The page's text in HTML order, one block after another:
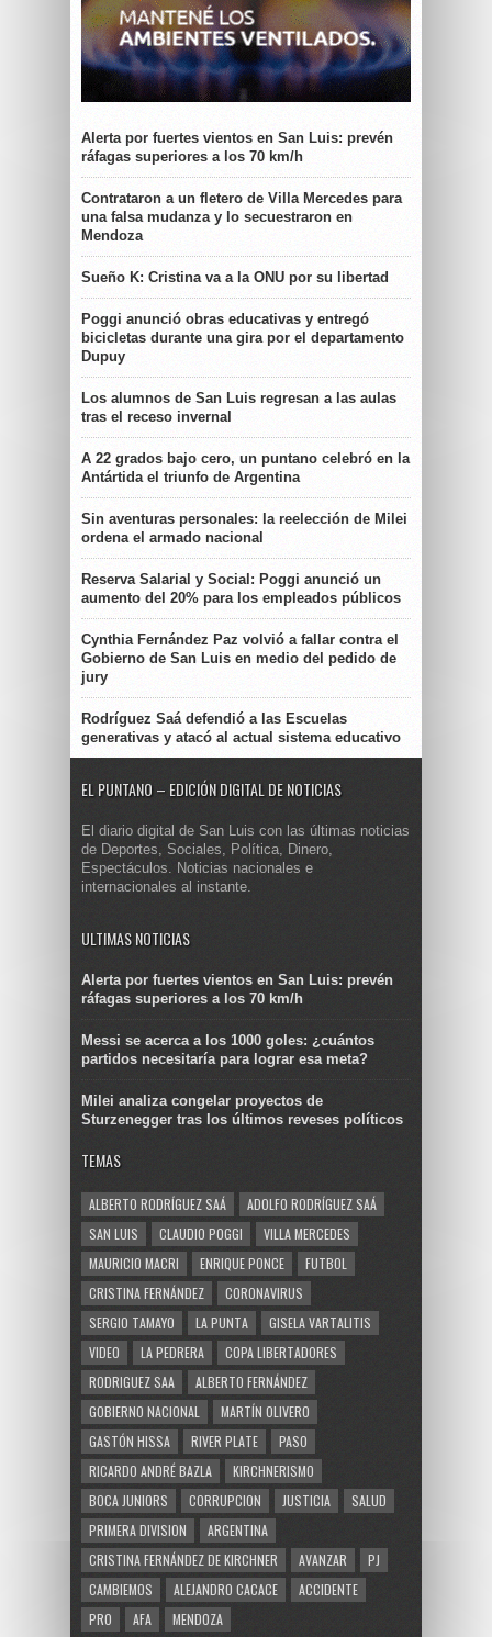
Alerta por fuertes vientos en San Luis: prevén
ráfagas superiores a los 70 km/h
Contrataron a un fletero de Villa Mercedes para
una falsa mudanza y lo secuestraron en
Mendoza
Sueño K: Cristina va a la ONU por su libertad
Poggi anunció obras educativas y entregó
bicicletas durante una gira por el departamento
Dupuy
Los alumnos de San Luis regresan a las aulas
tras el receso invernal
A 22 grados bajo cero, un puntano celebró en la
Antártida el triunfo de Argentina
Sin aventuras personales: la reelección de Milei
ordena el armado nacional
Reserva Salarial y Social: Poggi anunció un
aumento del 20% para los empleados públicos
Cynthia Fernández Paz volvió a fallar contra el
Gobierno de San Luis en medio del pedido de
jury
Rodríguez Saá defendió a las Escuelas
generativas y atacó al actual sistema educativo
EL PUNTANO – EDICIÓN DIGITAL DE NOTICIAS
El diario digital de San Luis con las últimas noticias
de Deportes, Sociales, Política, Dinero,
Espectáculos. Noticias nacionales e
internacionales al instante.
ULTIMAS NOTICIAS
Alerta por fuertes vientos en San Luis: prevén
ráfagas superiores a los 70 km/h
Messi se acerca a los 1000 goles: ¿cuántos
partidos necesitaría para lograr esa meta?
Milei analiza congelar proyectos de
Sturzenegger tras los últimos reveses políticos
TEMAS
ALBERTO RODRÍGUEZ SAÁ
ADOLFO RODRÍGUEZ SAÁ
SAN LUIS
CLAUDIO POGGI
VILLA MERCEDES
MAURICIO MACRI
ENRIQUE PONCE
FUTBOL
CRISTINA FERNÁNDEZ
CORONAVIRUS
SERGIO TAMAYO
LA PUNTA
GISELA VARTALITIS
VIDEO
LA PEDRERA
COPA LIBERTADORES
RODRIGUEZ SAA
ALBERTO FERNÁNDEZ
GOBIERNO NACIONAL
MARTÍN OLIVERO
GASTÓN HISSA
RIVER PLATE
PASO
RICARDO ANDRÉ BAZLA
KIRCHNERISMO
BOCA JUNIORS
CORRUPCION JUSTICIA
SALUD
PRIMERA DIVISION
ARGENTINA
CRISTINA FERNÁNDEZ DE KIRCHNER
AVANZAR
PJ
CAMBIEMOS
ALEJANDRO CACACE
ACCIDENTE
PRO
AFA MENDOZA